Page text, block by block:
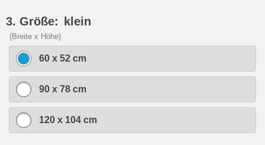
3. Größe: klein
(Breite x Höhe)
60 x 52 cm
90 x 78 cm
120 x 104 cm